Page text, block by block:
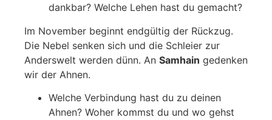
dankbar? Welche Lehen hast du gemacht?
Im November beginnt endgültig der Rückzug.
Die Nebel senken sich und die Schleier zur
Anderswelt werden dünn. An Samhain gedenken
wir der Ahnen.
Welche Verbindung hast du zu deinen
Ahnen? Woher kommst du und wo gehst